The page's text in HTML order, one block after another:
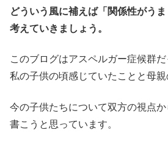
どういう風に補えば「関係性がう
考えていきましょう。
このブログはアスペルガー症候群だ
私の子供の頃感じていたことと母
今の子供たちについて双方の視点か
書こうと思っています。